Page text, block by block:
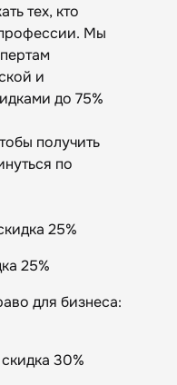
тех, кто
Мы
и
до 75%
получить
по
25%
25%
для бизнеса:
30%